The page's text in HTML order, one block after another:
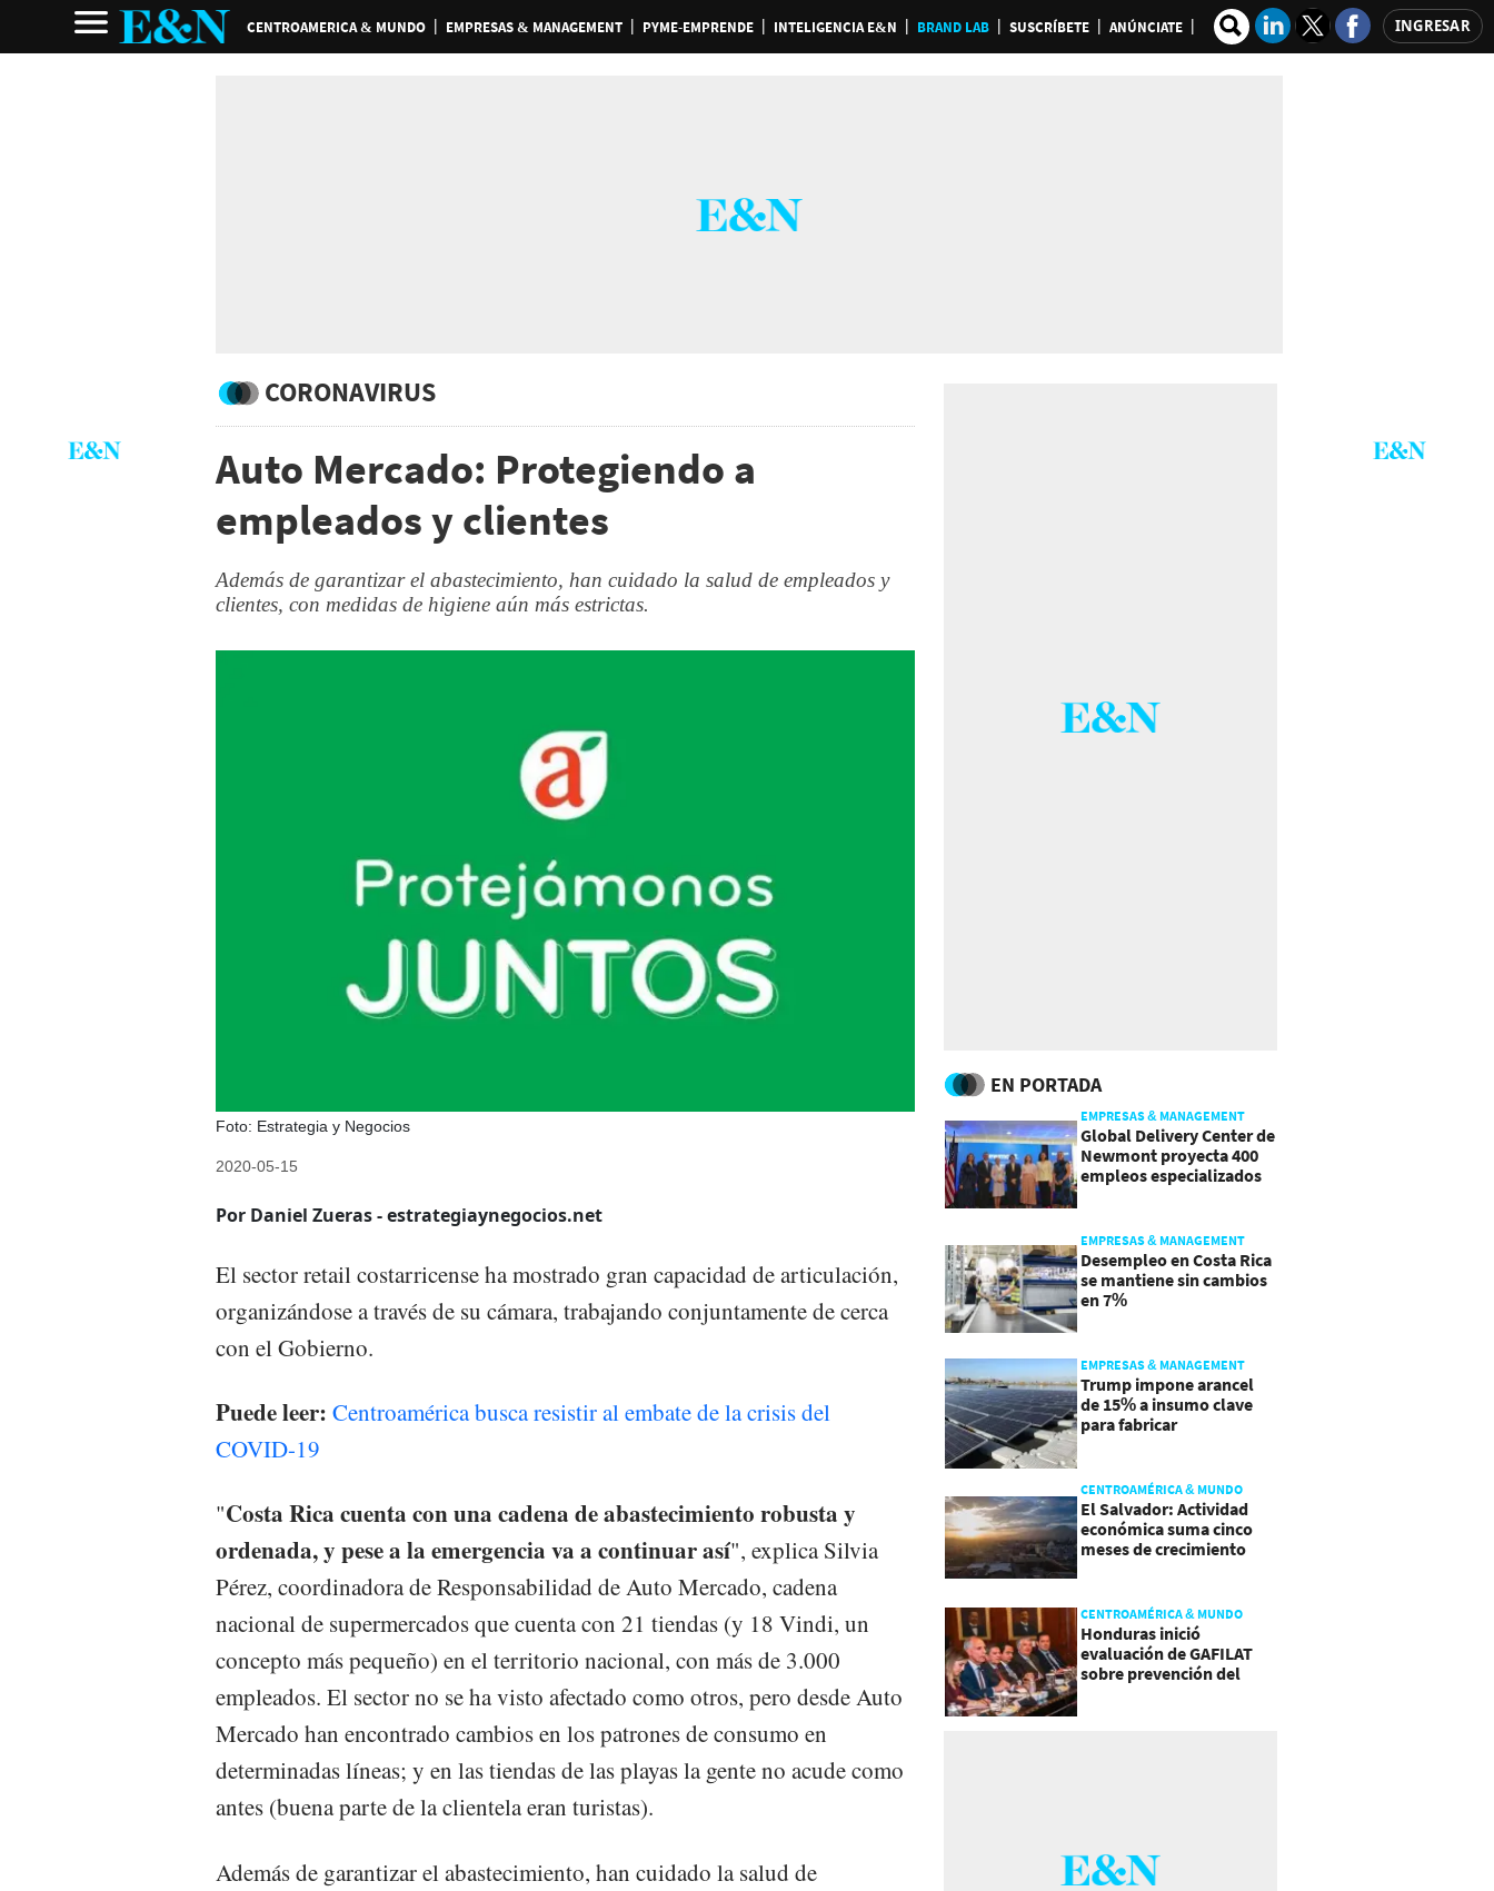
CENTROAMERICA & MUNDO EMPRESAS & MANAGEMENT PYME-EMPRENDE INTELIGENCIA E&N BRAND LAB SUSCRÍBETE ANÚNCIATE INGRESAR
CORONAVIRUS
Auto Mercado: Protegiendo a
empleados y clientes
Además de garantizar el abastecimiento, han cuidado la salud de empleados y
clientes, con medidas de higiene aún más estrictas.
Foto: Estrategia y Negocios
2020-05-15
Por Daniel Zueras - estrategiaynegocios.net
El sector retail costarricense ha mostrado gran capacidad de articulación,
organizándose a través de su cámara, trabajando conjuntamente de cerca
con el Gobierno.
Puede leer: Centroamérica busca resistir al embate de la crisis del
COVID-19
"Costa Rica cuenta con una cadena de abastecimiento robusta y
ordenada, y pese a la emergencia va a continuar así", explica Silvia
Pérez, coordinadora de Responsabilidad de Auto Mercado, cadena
nacional de supermercados que cuenta con 21 tiendas (y 18 Vindi, un
concepto más pequeño) en el territorio nacional, con más de 3.000
empleados. El sector no se ha visto afectado como otros, pero desde Auto
Mercado han encontrado cambios en los patrones de consumo en
determinadas líneas; y en las tiendas de las playas la gente no acude como
antes (buena parte de la clientela eran turistas).
Además de garantizar el abastecimiento, han cuidado la salud de
EN PORTADA
EMPRESAS & MANAGEMENT
Global Delivery Center de
Newmont proyecta 400
empleos especializados
EMPRESAS & MANAGEMENT
Desempleo en Costa Rica
se mantiene sin cambios
en 7%
EMPRESAS & MANAGEMENT
Trump impone arancel
de 15% a insumo clave
para fabricar
CENTROAMÉRICA & MUNDO
El Salvador: Actividad
económica suma cinco
meses de crecimiento
CENTROAMÉRICA & MUNDO
Honduras inició
evaluación de GAFILAT
sobre prevención del